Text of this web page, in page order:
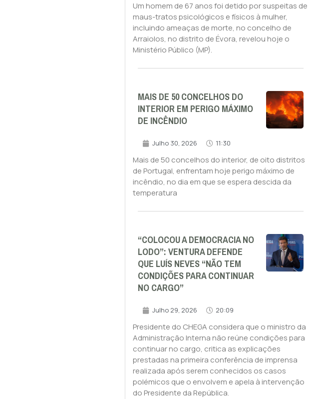
Um homem de 67 anos foi detido por suspeitas de
maus-tratos psicológicos e físicos à mulher,
incluindo ameaças de morte, no concelho de
Arraiolos, no distrito de Évora, revelou hoje o
Ministério Público (MP).
MAIS DE 50 CONCELHOS DO
INTERIOR EM PERIGO MÁXIMO
DE INCÊNDIO
Julho 30, 2026 11:30
Mais de 50 concelhos do interior, de oito distritos
de Portugal, enfrentam hoje perigo máximo de
incêndio, no dia em que se espera descida da
temperatura
“COLOCOU A DEMOCRACIA NO
LODO”: VENTURA DEFENDE
QUE LUÍS NEVES “NÃO TEM
CONDIÇÕES PARA CONTINUAR
NO CARGO”
Julho 29, 2026 20:09
Presidente do CHEGA considera que o ministro da
Administração Interna não reúne condições para
continuar no cargo, critica as explicações
prestadas na primeira conferência de imprensa
realizada após serem conhecidos os casos
polémicos que o envolvem e apela à intervenção
do Presidente da República.